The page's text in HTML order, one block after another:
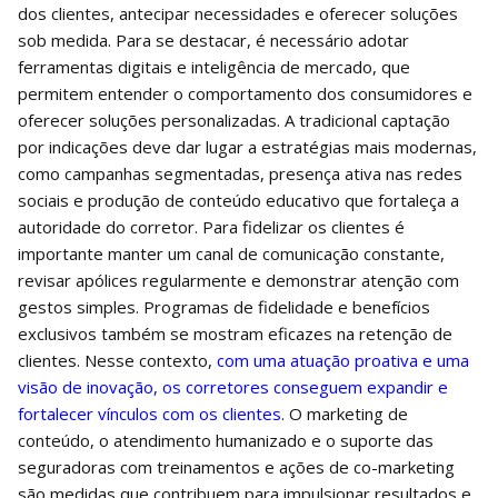
dos clientes, antecipar necessidades e oferecer soluções
sob medida. Para se destacar, é necessário adotar
ferramentas digitais e inteligência de mercado, que
permitem entender o comportamento dos consumidores e
oferecer soluções personalizadas. A tradicional captação
por indicações deve dar lugar a estratégias mais modernas,
como campanhas segmentadas, presença ativa nas redes
sociais e produção de conteúdo educativo que fortaleça a
autoridade do corretor. Para fidelizar os clientes é
importante manter um canal de comunicação constante,
revisar apólices regularmente e demonstrar atenção com
gestos simples. Programas de fidelidade e benefícios
exclusivos também se mostram eficazes na retenção de
clientes. Nesse contexto, com uma atuação proativa e uma
visão de inovação, os corretores conseguem expandir e
fortalecer vínculos com os clientes. O marketing de
conteúdo, o atendimento humanizado e o suporte das
seguradoras com treinamentos e ações de co-marketing
são medidas que contribuem para impulsionar resultados e